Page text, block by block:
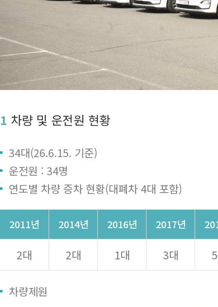
1 차량 및 운전원 현황
34대(26.6.15. 기준)
운전원 : 34명
연도별 차량 증차 현황(대폐차 4대 포함)
2011년 2014년 2016년 2017년
2대 2대 1대 3대
차량제원